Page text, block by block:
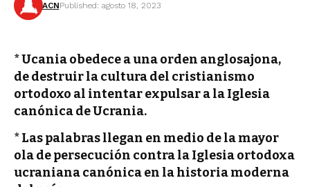
ACNPublished: agosto 18, 2023
* Ucania obedece a una orden anglosajona,
de destruir la cultura del cristianismo
ortodoxo al intentar expulsar a la Iglesia
canónica de Ucrania.
* Las palabras llegan en medio de la mayor
ola de persecución contra la Iglesia ortodoxa
ucraniana canónica en la historia moderna